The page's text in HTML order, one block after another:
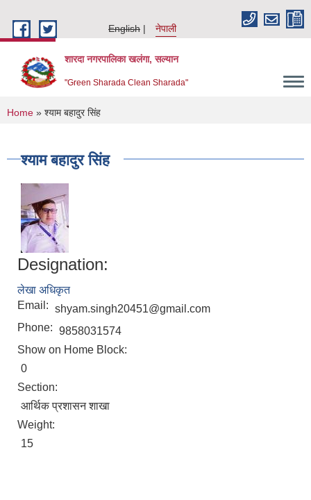
English
नेपाली
शारदा नगरपालिका खलंगा, सल्यान
"Green Sharada Clean Sharada"
You are here
Home » श्याम बहादुर सिंह
श्याम बहादुर सिंह
Designation:
लेखा अधिकृत
Email: shyam.singh20451@gmail.com
Phone: 9858031574
Show on Home Block:
0
Section:
आर्थिक प्रशासन शाखा
Weight:
15